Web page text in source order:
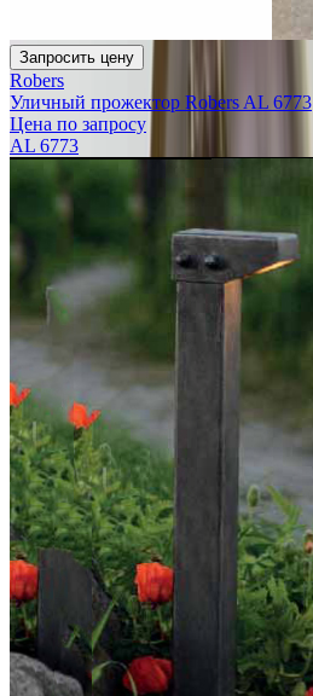
Запросить цену
Robers
Уличный прожектор Robers AL 6773
Цена по запросу
AL 6773